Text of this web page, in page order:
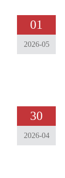
01
2026-05
30
2026-04